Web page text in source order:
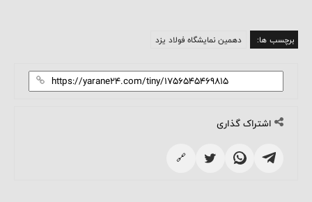
برچسب ها: دهمین نمایشگاه فولاد یزد
اشتراک گذاری
🔗